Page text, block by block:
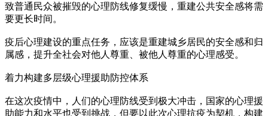
致普通民众被摧毁的心理防线修复缓慢，重建公共安全感将需
要更长时间。
疫后心理建设的重点任务，应该是重建城乡居民的安全感和归
属感，提升全社会对他人尊重、被他人尊重的心理感受。
着力构建多层级心理援助防控体系
在这次疫情中，人们的心理防线受到极大冲击，国家的心理援
助能力和水平也受到挑战，但要以此次心理抗疫为契机，构建